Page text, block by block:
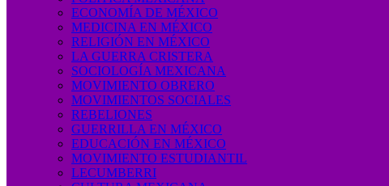
ECONOMÍA DE MÉXICO
MEDICINA EN MÉXICO
RELIGIÓN EN MÉXICO
LA GUERRA CRISTERA
SOCIOLOGÍA MEXICANA
MOVIMIENTO OBRERO
MOVIMIENTOS SOCIALES
REBELIONES
GUERRILLA EN MÉXICO
EDUCACIÓN EN MÉXICO
MOVIMIENTO ESTUDIANTIL
LECUMBERRI